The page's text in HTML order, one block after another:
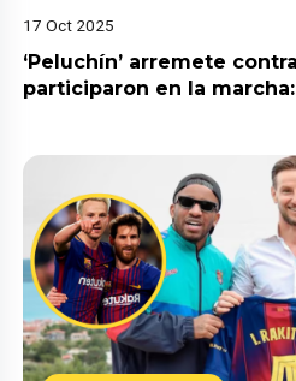
17 Oct 2025
‘Peluchín’ arremete
participaron en la marcha: